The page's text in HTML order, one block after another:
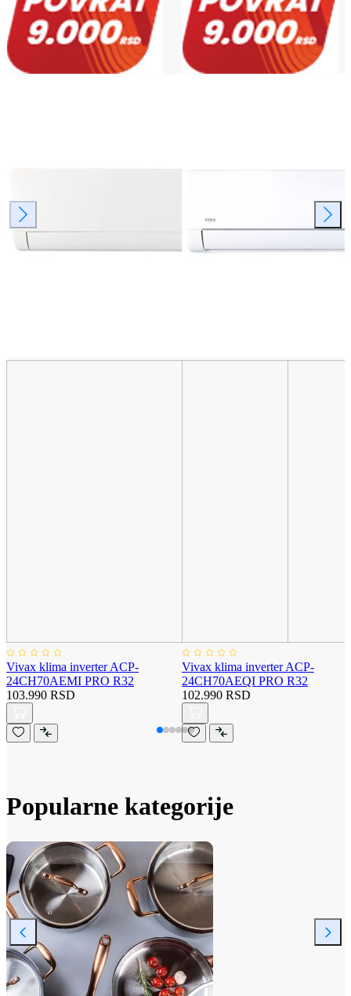
Vivax klima inverter ACP-
24CH70AEMI PRO R32
103.990 RSD
Vivax klima inverter ACP-
24CH70AEQI PRO R32
102.990 RSD
Popularne kategorije